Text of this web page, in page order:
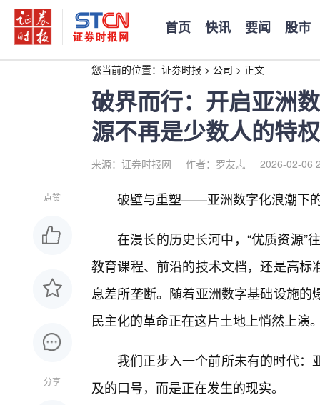
首页 快讯 要闻 股市
您当前的位置： 证券时报 > 公司 > 正文
破界而行：开启亚洲
源不再是少数人的特权
来源：证券时报网 作者：罗友志 2026-02-06
点赞
分享
破壁与重塑——亚洲数字化浪潮下
在漫长的历史长河中，“优质资源”
教育课程、前沿的技术文档，还是高
息差所垄断。随着亚洲数字基础设施
民主化的革命正在这片土地上悄然上演
我们正步入一个前所未有的时代
及的口号，而是正在发生的现实。